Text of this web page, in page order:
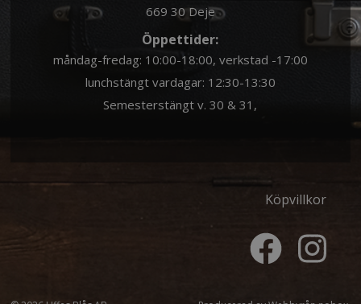
669 30 Deje
Öppettider:
måndag-fredag: 10:00-18:00, verkstad -17:00
lunchstängt vardagar: 12:30-13:30
Semesterstängt v. 30 & 31,
Köpvillkor